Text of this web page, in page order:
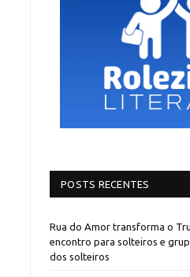
POSTS RECENTES
Rua do Amor transforma o
encontro para solteiros e
dos solteiros